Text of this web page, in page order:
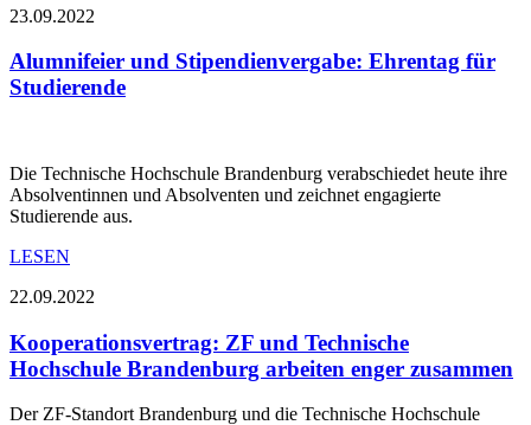
23.09.2022
Alumnifeier und Stipendienvergabe: Ehrentag für
Studierende
Die Technische Hochschule Brandenburg verabschiedet heute ihre
Absolventinnen und Absolventen und zeichnet engagierte
Studierende aus.
LESEN
22.09.2022
Kooperationsvertrag: ZF und Technische
Hochschule Brandenburg arbeiten enger zusammen
Der ZF-Standort Brandenburg und die Technische Hochschule